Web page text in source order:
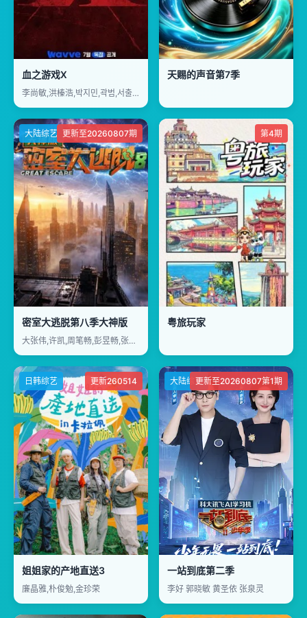
血之游戏X
李尚敏,洪榛浩,박지민,곽범,서출구,하승진
天赐的声音第7季
大陆综艺 更新至20260807期
密室大逃脱第八季大神版
大张伟,许凯,周笔畅,彭昱畅,张真源,陈哲远
第4期
粤旅玩家
日韩综艺 更新260514
姐姐家的产地直送3
廉晶雅,朴俊勉,金珍荣
大陆综艺更新至20260807第1期
一站到底第二季
李好 郭晓敏 黄圣依 张泉灵